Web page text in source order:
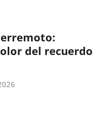
del recuerdo